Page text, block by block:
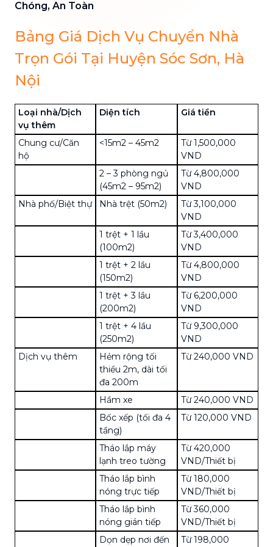
Chóng, An Toàn
Bảng Giá Dịch Vụ Chuyển Nhà
Trọn Gói Tại Huyện Sóc Sơn, Hà
Nội
Loại nhà/Dịch
vụ thêm
Diện tích Giá tiền
Chung cư/Căn
hộ
<15m2 – 45m2
Từ 1,500,000
VND
2 – 3 phòng ngủ
(45m2 – 95m2)
Từ 4,800,000
VND
Nhà phố/Biệt thự
Nhà trệt (50m2)
Từ 3,100,000
VND
1 trệt + 1 lầu
(100m2)
Từ 3,400,000
VND
1 trệt + 2 lầu
(150m2)
Từ 4,800,000
VND
1 trệt + 3 lầu
(200m2)
Từ 6,200,000
VND
1 trệt + 4 lầu
(250m2)
Từ 9,300,000
VND
Dịch vụ thêm
Hẻm rộng tối
thiểu 2m, dài tối
đa 200m
Từ 240,000 VND
Hầm xe
Từ 240,000 VND
Bốc xếp (tối đa 4
tầng)
Từ 120,000 VND
Tháo lắp máy
lạnh treo tường
Từ 420,000
VND/Thiết bị
Tháo lắp bình
nóng trực tiếp
Từ 180,000
VND/Thiết bị
Tháo lắp bình
nóng gián tiếp
Từ 360,000
VND/Thiết bị
Dọn dẹp nơi đến
Từ 198,000